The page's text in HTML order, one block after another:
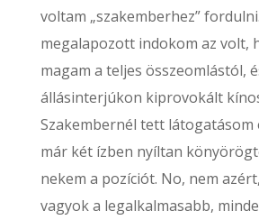
voltam „szakemberhez”
megalapozott indokom az volt,
magam a teljes összeomlástól,
állásinterjúkon kiprovokált
Szakembernél tett látogatásom
már két ízben nyíltan
nekem a pozíciót. No, nem
vagyok a legalkalmasabb,